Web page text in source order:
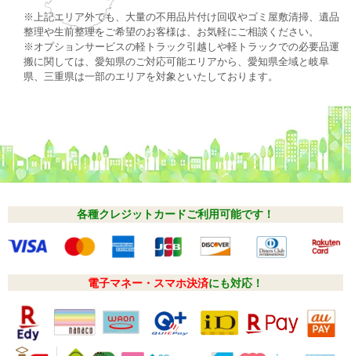
※上記エリア外でも、大量の不用品片付け回収やゴミ屋敷清掃、遺品
整理や生前整理をご希望のお客様は、お気軽にご相談ください。
※オプションサービスの軽トラック引越しや軽トラックでの必要品運
搬に関しては、愛知県のご対応可能エリアから、愛知県全域と岐阜
県、三重県は一部のエリアを対象といたしております。
各種クレジットカードご利用可能です！
電子マネー・スマホ決済にも対応！